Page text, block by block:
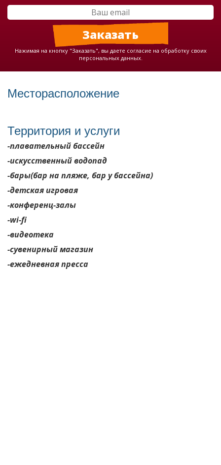
Нажимая на кнопку "Заказать", вы даете согласие на обработку своих
персональных данных.
Месторасположение
Территория и услуги
-плавательный бассейн
-искусственный водопад
-бары(бар на пляже, бар у бассейна)
-детская игровая
-конференц-залы
-wi-fi
-видеотека
-сувенирный магазин
-ежедневная пресса